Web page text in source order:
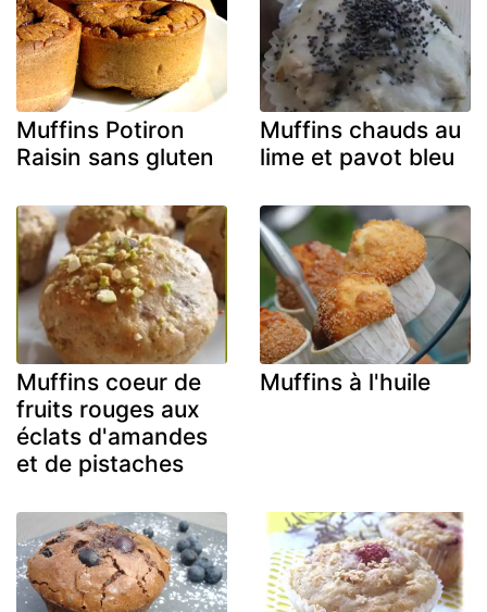
Muffins Potiron
Raisin sans gluten
Muffins chauds au
lime et pavot bleu
Muffins coeur de
fruits rouges aux
éclats d'amandes
et de pistaches
Muffins à l'huile